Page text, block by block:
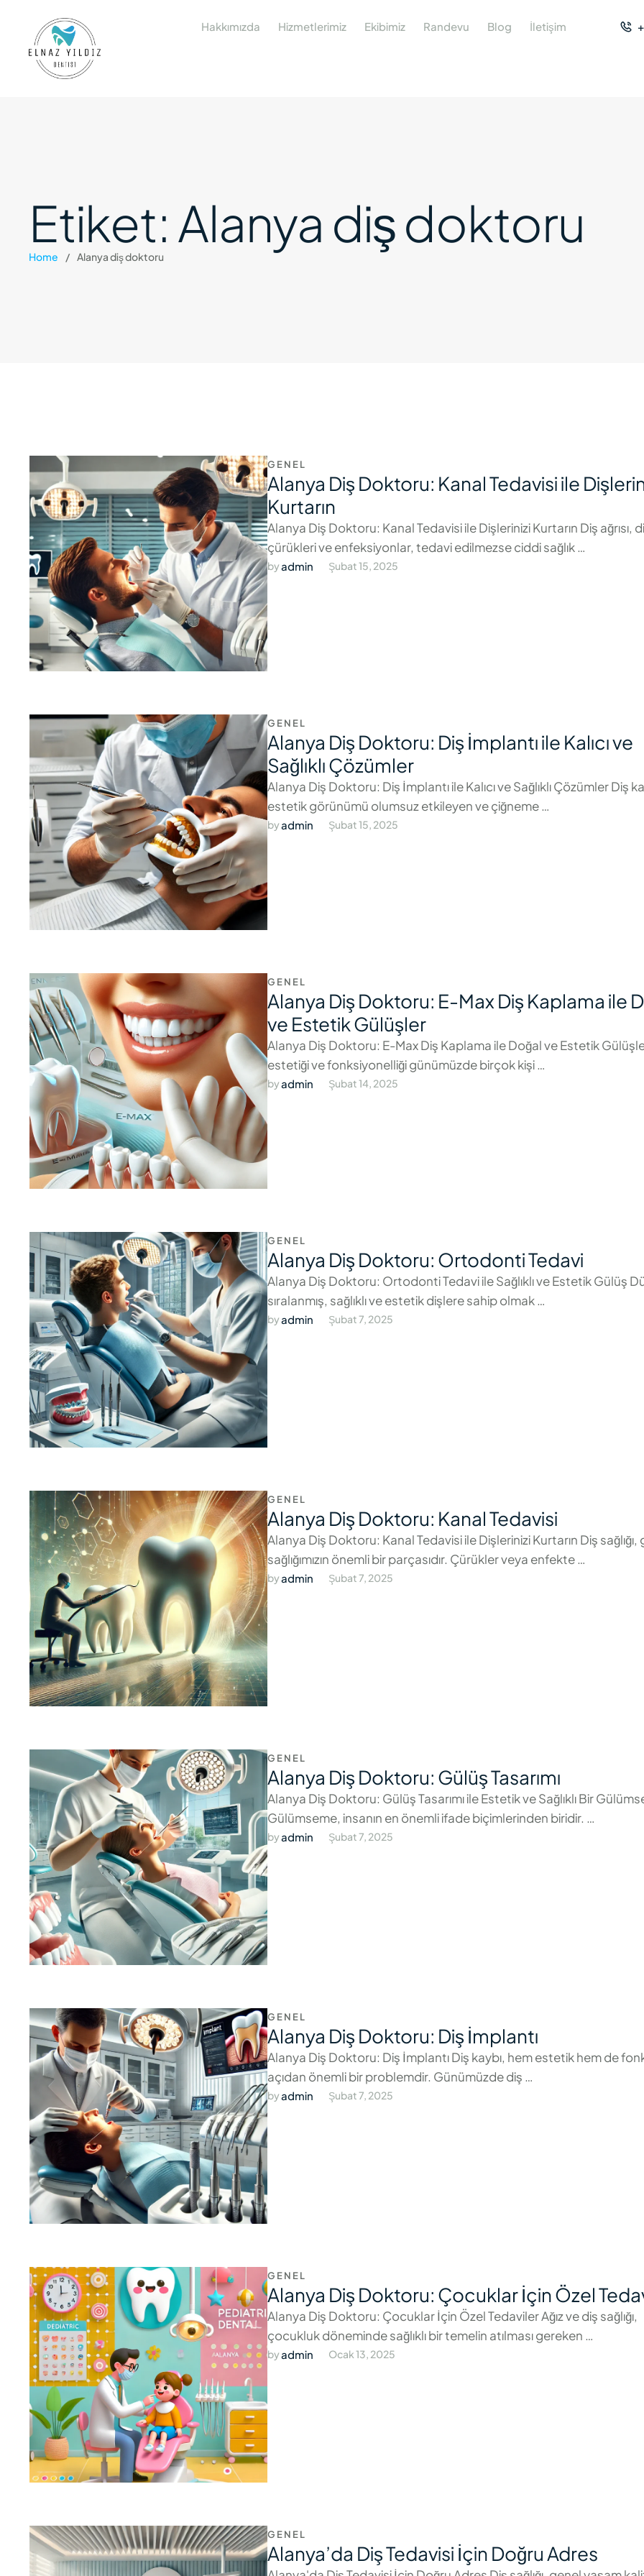
Hakkımızda Hizmetlerimiz Ekibimiz Randevu Blog İletişim
Etiket: Alanya diş doktoru
Home / Alanya diş doktoru
GENEL
Alanya Diş Doktoru: Kanal Tedavisi ile
Kurtarın
Alanya Diş Doktoru: Kanal Tedavisi ile Dişlerinizi Kurtarın Diş ağrısı,
çürükleri ve enfeksiyonlar, tedavi edilmezse ciddi sağlık …
by admin Şubat 15, 2025
GENEL
Alanya Diş Doktoru: Diş İmplantı ile Kalıcı ve
Sağlıklı Çözümler
Alanya Diş Doktoru: Diş İmplantı ile Kalıcı ve Sağlıklı Çözümler Diş
estetik görünümü olumsuz etkileyen ve çiğneme …
by admin Şubat 15, 2025
GENEL
Alanya Diş Doktoru: E-Max Diş Kaplama ile
ve Estetik Gülüşler
Alanya Diş Doktoru: E-Max Diş Kaplama ile Doğal ve Estetik
estetiği ve fonksiyonelliği günümüzde birçok kişi …
by admin Şubat 14, 2025
GENEL
Alanya Diş Doktoru: Ortodonti Tedavi
Alanya Diş Doktoru: Ortodonti Tedavi ile Sağlıklı ve Estetik Gülüş
sıralanmış, sağlıklı ve estetik dişlere sahip olmak …
by admin Şubat 7, 2025
GENEL
Alanya Diş Doktoru: Kanal Tedavisi
Alanya Diş Doktoru: Kanal Tedavisi ile Dişlerinizi Kurtarın Diş sağlığı,
sağlığımızın önemli bir parçasıdır. Çürükler veya enfekte …
by admin Şubat 7, 2025
GENEL
Alanya Diş Doktoru: Gülüş Tasarımı
Alanya Diş Doktoru: Gülüş Tasarımı ile Estetik ve Sağlıklı Bir
Gülümseme, insanın en önemli ifade biçimlerinden biridir. …
by admin Şubat 7, 2025
GENEL
Alanya Diş Doktoru: Diş İmplantı
Alanya Diş Doktoru: Diş İmplantı Diş kaybı, hem estetik hem de
açıdan önemli bir problemdir. Günümüzde diş …
by admin Şubat 7, 2025
GENEL
Alanya Diş Doktoru: Çocuklar İçin Özel
Alanya Diş Doktoru: Çocuklar İçin Özel Tedaviler Ağız ve diş sağlığı,
çocukluk döneminde sağlıklı bir temelin atılması gereken …
by admin Ocak 13, 2025
GENEL
Alanya’da Diş Tedavisi İçin Doğru Adres